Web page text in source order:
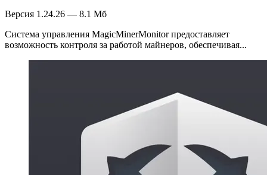
Версия 1.24.26 — 8.1 Мб
Система управления MagicMinerMonitor предоставляет
возможность контроля за работой майнеров, обеспечивая...